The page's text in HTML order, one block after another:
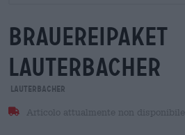
brauereipaket
lauterbacher
Lauterbacher
Articolo attualmente non disponibile